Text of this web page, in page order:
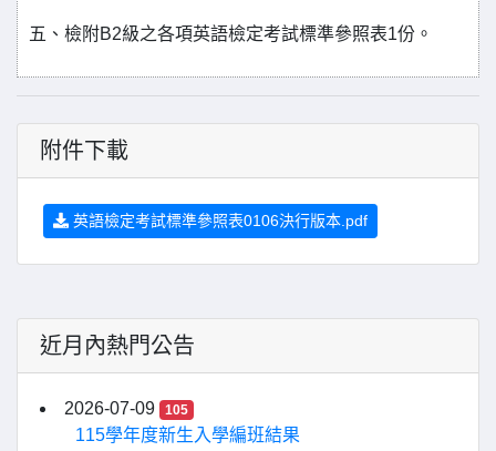
五、檢附B2級之各項英語檢定考試標準參照表1份。
附件下載
英語檢定考試標準參照表0106決行版本.pdf
近月內熱門公告
2026-07-09 105
115學年度新生入學編班結果